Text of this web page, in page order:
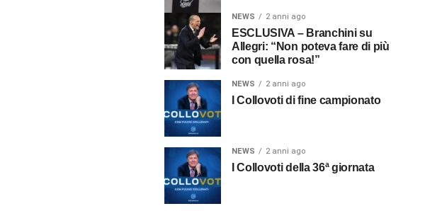
NEWS 2 anni ago
ESCLUSIVA – Branchini su
Allegri: “Non poteva fare di più
con quella rosa!”
NEWS 2 anni ago
I Collovoti di fine campionato
NEWS 2 anni ago
I Collovoti della 36ª giornata